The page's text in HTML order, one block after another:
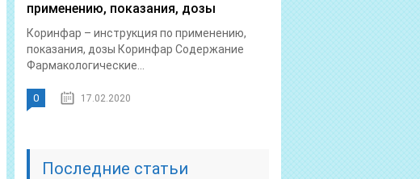
применению, показания, дозы
Коринфар – инструкция по применению,
показания, дозы Коринфар Содержание
Фармакологические...
0 17.02.2020
Последние статьи